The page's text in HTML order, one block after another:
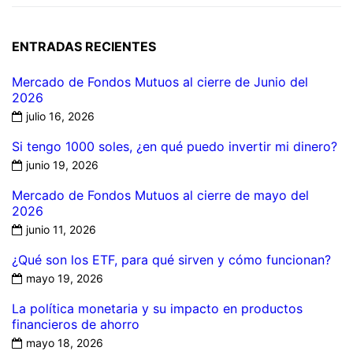
ENTRADAS RECIENTES
Mercado de Fondos Mutuos al cierre de Junio del
2026
julio 16, 2026
Si tengo 1000 soles, ¿en qué puedo invertir mi dinero?
junio 19, 2026
Mercado de Fondos Mutuos al cierre de mayo del
2026
junio 11, 2026
¿Qué son los ETF, para qué sirven y cómo funcionan?
mayo 19, 2026
La política monetaria y su impacto en productos
financieros de ahorro
mayo 18, 2026